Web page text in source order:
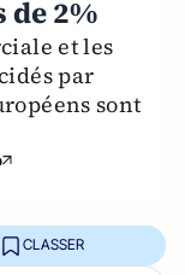
de 2%
et les
par
sont
CLASSER